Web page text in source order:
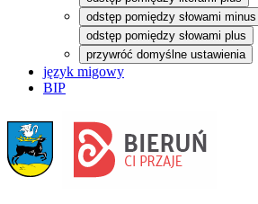
odstęp pomiędzy słowami minus
odstęp pomiędzy słowami plus
przywróć domyślne ustawienia
język migowy
BIP